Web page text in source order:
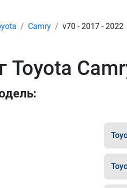
Camry v70 - 2017 - 2022
Toyota